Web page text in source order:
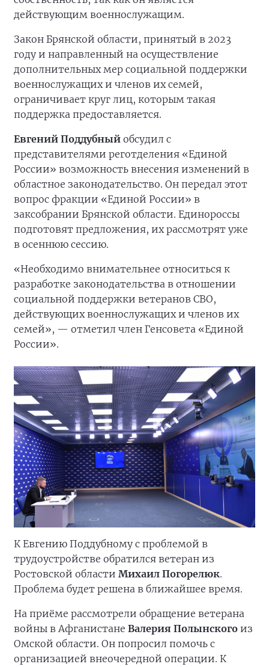
действующим военнослужащим.
Закон Брянской области, принятый в 2023
году и направленный на осуществление
дополнительных мер социальной поддержки
военнослужащих и членов их семей,
ограничивает круг лиц, которым такая
поддержка предоставляется.
Евгений Поддубный обсудил с
представителями реготделения «Единой
России» возможность внесения изменений в
областное законодательство. Он передал этот
вопрос фракции «Единой России» в
заксобрании Брянской области. Единороссы
подготовят предложения, их рассмотрят уже
в осеннюю сессию.
«Необходимо внимательнее относиться к
разработке законодательства в отношении
социальной поддержки ветеранов СВО,
действующих военнослужащих и членов их
семей», — отметил член Генсовета «Единой
России».
К Евгению Поддубному с проблемой в
трудоустройстве обратился ветеран из
Ростовской области Михаил Погорелюк.
Проблема будет решена в ближайшее время.
На приёме рассмотрели обращение ветерана
войны в Афганистане Валерия Полынского из
Омской области. Он попросил помочь с
организацией внеочередной операции. К